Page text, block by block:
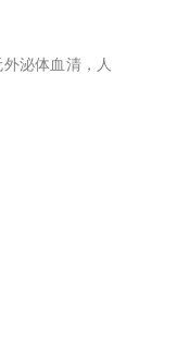
泌体血清，人